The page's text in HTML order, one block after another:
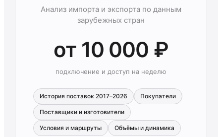
Анализ импорта и экспорта по данным
зарубежных стран
от 10 000 ₽
подключение и доступ на неделю
История поставок 2017–2026 Покупатели
Поставщики и изготовители
Условия и маршруты Объёмы и динамика